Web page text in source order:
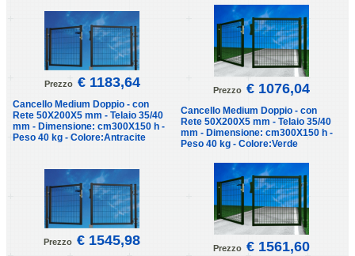
Prezzo € 1183,64
Cancello Medium Doppio - con
Rete 50X200X5 mm - Telaio 35/40
mm - Dimensione: cm300X150 h -
Peso 40 kg - Colore:Antracite
Prezzo € 1076,04
Cancello Medium Doppio - con
Rete 50X200X5 mm - Telaio 35/40
mm - Dimensione: cm300X150 h -
Peso 40 kg - Colore:Verde
Prezzo € 1545,98 Prezzo € 1561,60